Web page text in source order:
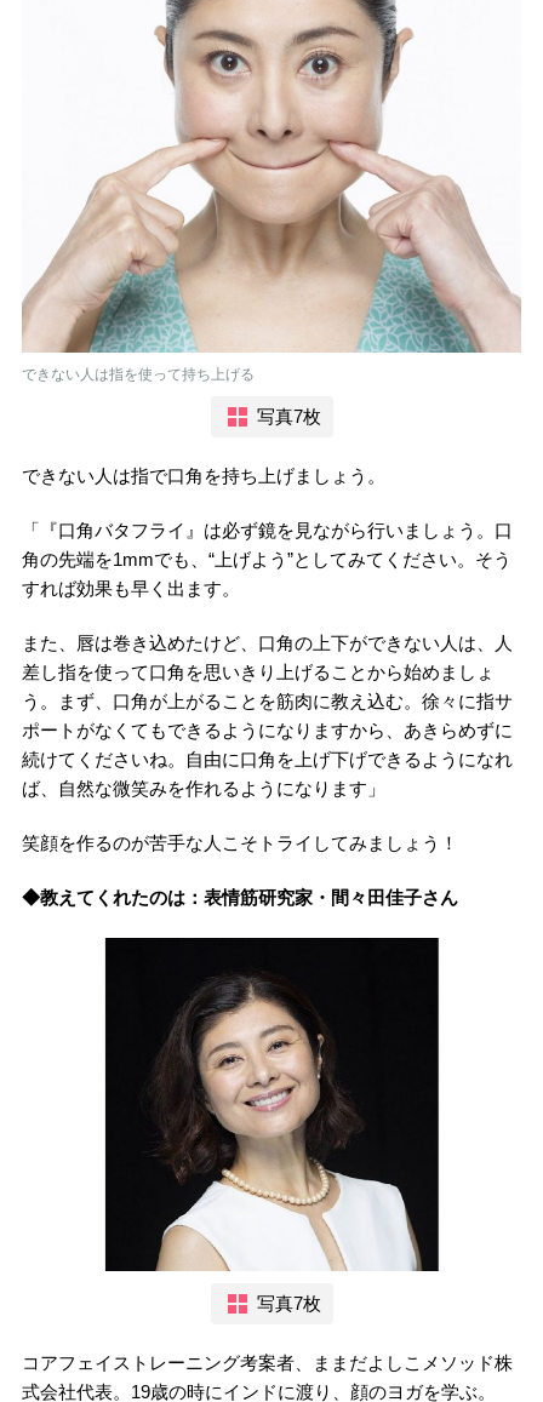
できない人は指を使って持ち上げる
写真7枚
できない人は指で口角を持ち上げましょう。
「『口角バタフライ』は必ず鏡を見ながら行いましょう。口
角の先端を1mmでも、“上げよう”としてみてください。そう
すれば効果も早く出ます。
また、唇は巻き込めたけど、口角の上下ができない人は、人
差し指を使って口角を思いきり上げることから始めましょ
う。まず、口角が上がることを筋肉に教え込む。徐々に指サ
ポートがなくてもできるようになりますから、あきらめずに
続けてくださいね。自由に口角を上げ下げできるようになれ
ば、自然な微笑みを作れるようになります」
笑顔を作るのが苦手な人こそトライしてみましょう！
◆教えてくれたのは：表情筋研究家・間々田佳子さん
写真7枚
コアフェイストレーニング考案者、ままだよしこメソッド株
式会社代表。19歳の時にインドに渡り、顔のヨガを学ぶ。